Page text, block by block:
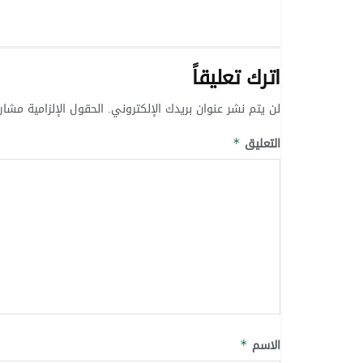
اترك تعليقاً
لن يتم نشر عنوان بريدك الإلكتروني. الحقول الإلزامية
التعليق *
الاسم *